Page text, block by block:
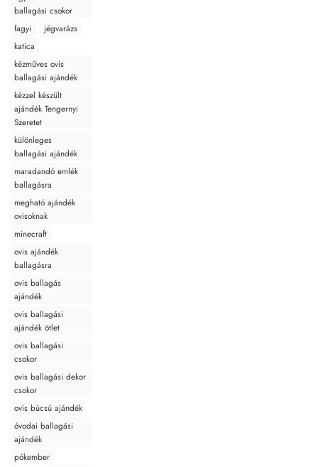
ballagási csokor
fagyi
jégvarázs
katica
kézműves ovis
ballagási ajándék
kézzel készült
ajándék Tengernyi
Szeretet
különleges
ballagási ajándék
maradandó emlék
ballagásra
megható ajándék
ovisoknak
minecraft
ovis ajándék
ballagásra
ovis ballagás
ajándék
ovis ballagási
ajándék ötlet
ovis ballagási
csokor
ovis ballagási dekor
csokor
ovis búcsú ajándék
óvodai ballagási
ajándék
pókember